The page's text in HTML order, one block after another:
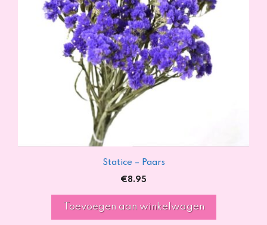
Statice – Paars
€8.95
Toevoegen aan winkelwagen